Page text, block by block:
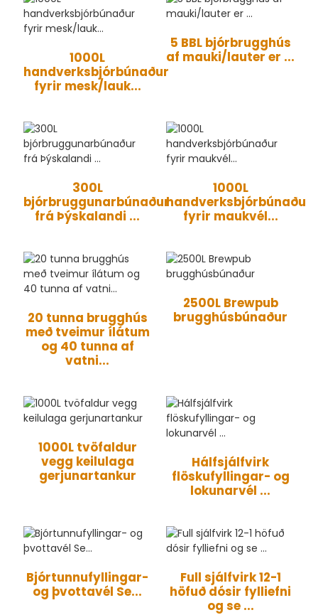
1000L
handverksbjórbúnaður
fyrir mesk/lauk...
5 BBL bjórbrugghús
af mauki/lauter er ...
300L
bjórbruggunarbúnaður
frá Þýskalandi ...
1000L
handverksbjórbúnaður
fyrir maukvél...
20 tunna brugghús
með tveimur ílátum
og 40 tunna af
vatni...
2500L Brewpub
brugghúsbúnaður
1000L tvöfaldur
vegg keilulaga
gerjunartankur
Hálfsjálfvirk
flöskufyllingar- og
lokunarvél ...
Bjórtunnufyllingar-
og þvottavél Se...
Full sjálfvirk 12-1
höfuð dósir fylliefni
og se ...